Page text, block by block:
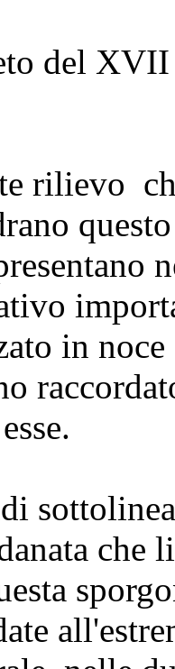
del
rilievo
in noce
che